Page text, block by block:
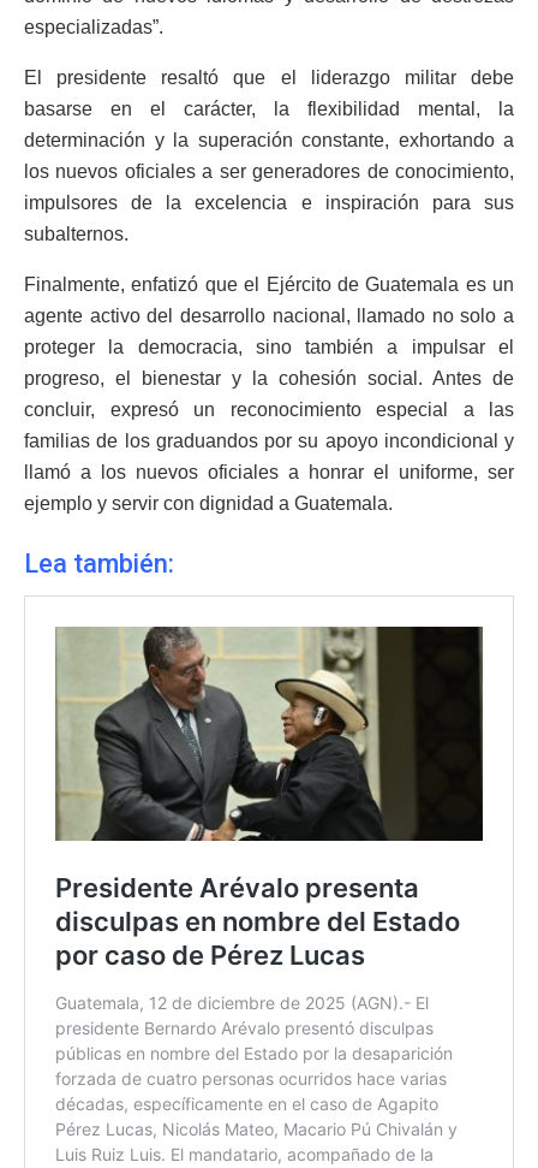
especializadas”.
El presidente resaltó que el liderazgo militar debe
basarse en el carácter, la flexibilidad mental, la
determinación y la superación constante, exhortando a
los nuevos oficiales a ser generadores de conocimiento,
impulsores de la excelencia e inspiración para sus
subalternos.
Finalmente, enfatizó que el Ejército de Guatemala es un
agente activo del desarrollo nacional, llamado no solo a
proteger la democracia, sino también a impulsar el
progreso, el bienestar y la cohesión social. Antes de
concluir, expresó un reconocimiento especial a las
familias de los graduandos por su apoyo incondicional y
llamó a los nuevos oficiales a honrar el uniforme, ser
ejemplo y servir con dignidad a Guatemala.
Lea también: